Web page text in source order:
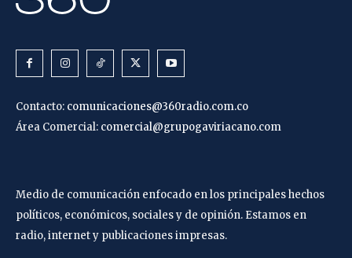
Contacto: comunicaciones@360radio.com.co
Área Comercial: comercial@grupogaviriacano.com
Medio de comunicación enfocado en los principales hechos
políticos, económicos, sociales y de opinión. Estamos en
radio, internet y publicaciones impresas.